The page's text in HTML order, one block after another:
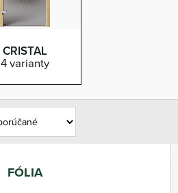
CRISTAL
4 varianty
FÓLIA